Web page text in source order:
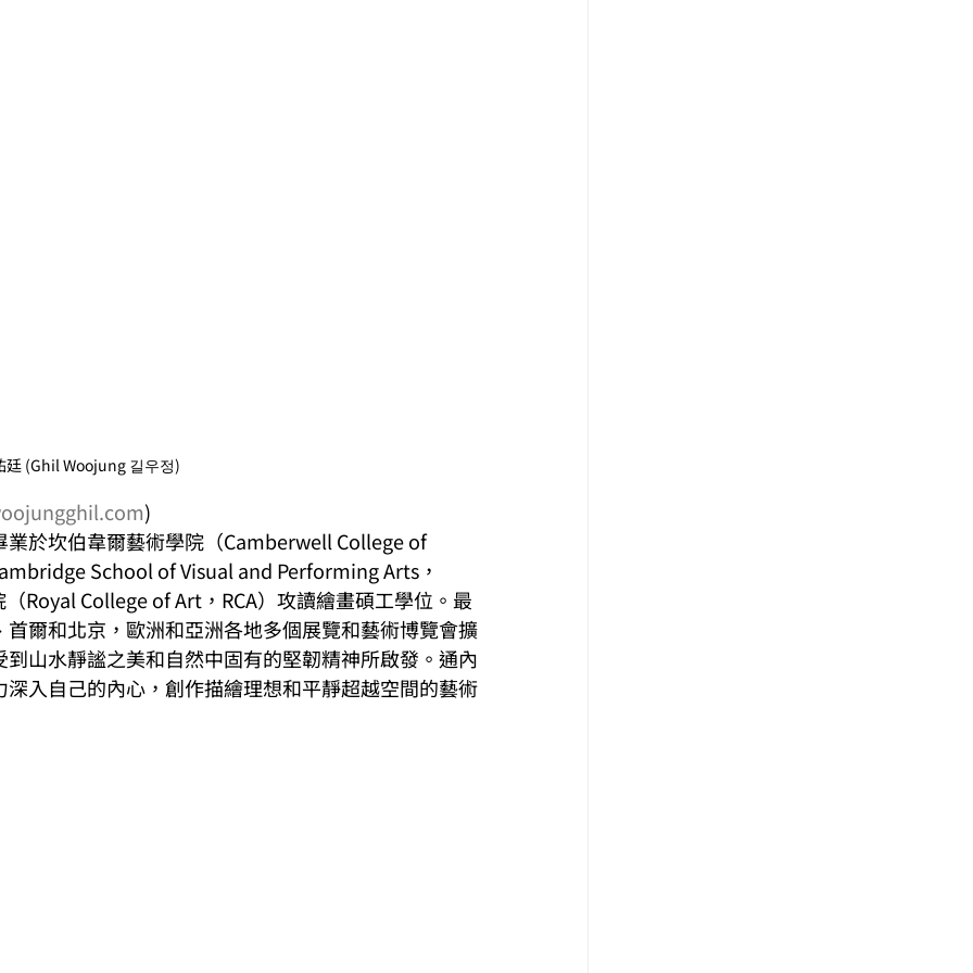
廷 (Ghil Woojung 길우정)
)
於坎伯韋爾藝術學院（Camberwell College of
School of Visual and Performing Arts，
Royal College of Art，RCA）攻讀繪畫碩工學位。最
爾和北京，歐洲和亞洲各地多個展覽和藝術博覽會擴
山水靜謐之美和自然中固有的堅韌精神所啟發。通內
入自己的內心，創作描繪理想和平靜超越空間的藝術